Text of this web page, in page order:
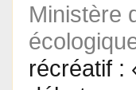
Ministère
récréatif :